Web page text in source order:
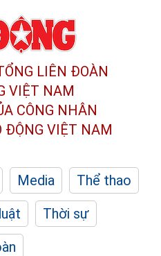
LIÊN ĐOÀN
VIỆT NAM
CÔNG NHÂN
ĐỘNG VIỆT NAM
Media
Thể thao
Thời sự